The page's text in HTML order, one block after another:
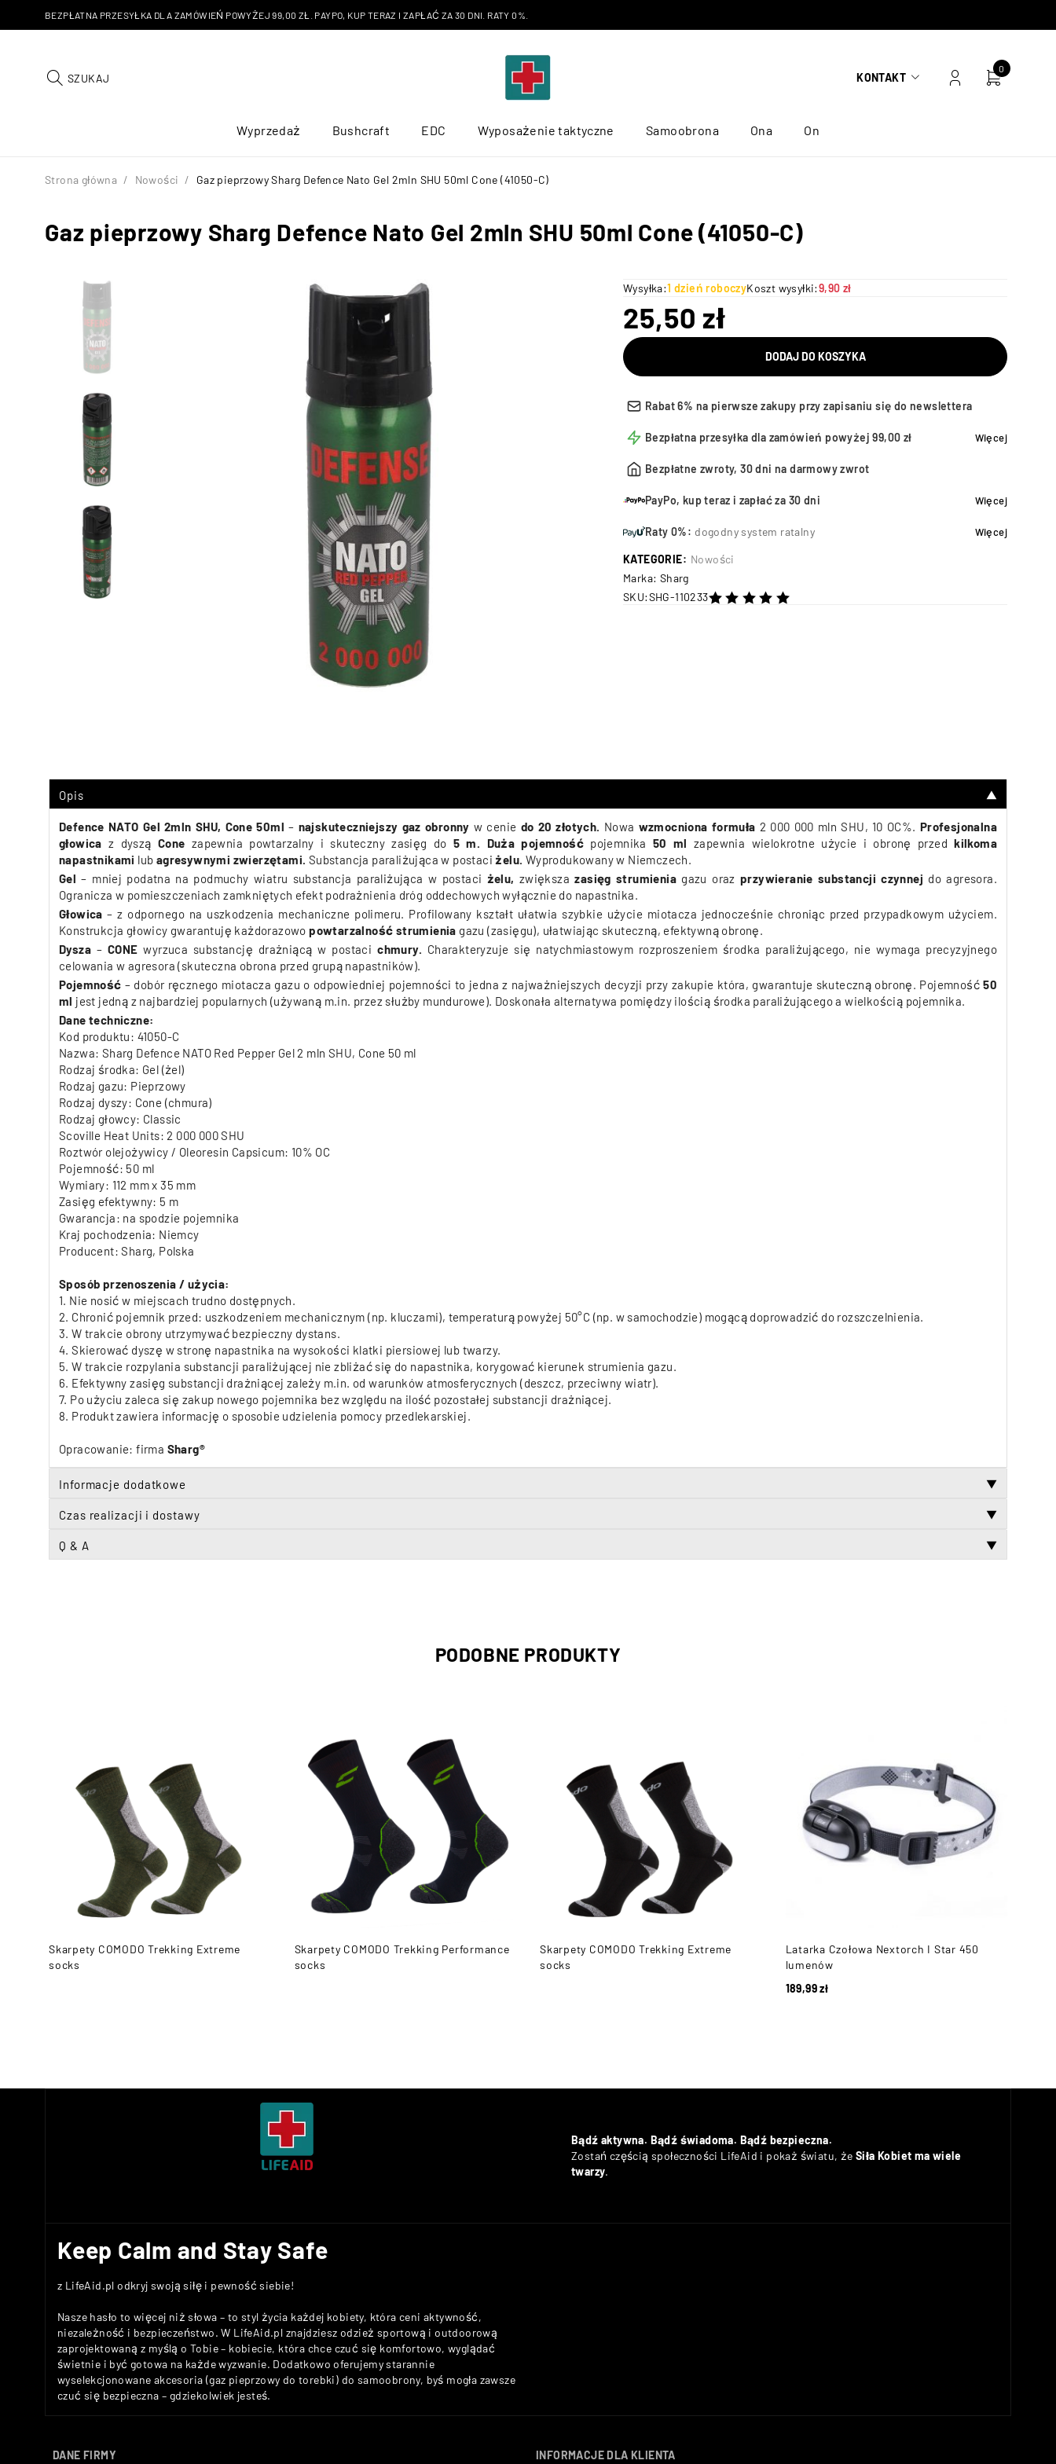
BEZPŁATNA PRZESYŁKA DLA ZAMÓWIEŃ POWYŻEJ 99,00 ZŁ. PAYPO, KUP TERAZ I ZAPŁAĆ ZA 30 DNI. RATY 0%.
SZUKAJ KONTAKT
0
Wyprzedaż Bushcraft EDC Wyposażenie taktyczne Samoobrona Ona On
Gaz pieprzowy Sharg Defence Nato Gel 2mln SHU 50ml Cone (41050-C)
Strona główna / Nowości / Gaz pieprzowy Sharg Defence Nato Gel 2mln SHU 50ml Cone (41050-C)
Wysyłka:1 dzień roboczyKoszt wysyłki:9,90 zł
25,50zł
DODAJ DO KOSZYKA
Rabat 6% na pierwsze zakupy przy zapisaniu się do newslettera
Bezpłatna przesyłka dla zamówień powyżej 99,00 zł Więcej
Bezpłatne zwroty, 30 dni na darmowy zwrot
PayPo, kup teraz i zapłać za 30 dni Więcej
Raty 0%: dogodny system ratalny Więcej
KATEGORIE: Nowości
Marka: Sharg
SKU:SHG-110233
Opis ▼
Defence NATO Gel 2mln SHU, Cone 50ml – najskuteczniejszy gaz obronny w cenie do 20 złotych. Nowa wzmocniona formuła 2 000 000 mln SHU, 10 OC%. Profesjonalna
głowica z dyszą Cone zapewnia powtarzalny i skuteczny zasięg do 5 m. Duża pojemność pojemnika 50 ml zapewnia wielokrotne użycie i obronę przed kilkoma
napastnikami lub agresywnymi zwierzętami. Substancja paraliżująca w postaci żelu. Wyprodukowany w Niemczech.
Gel – mniej podatna na podmuchy wiatru substancja paraliżująca w postaci żelu, zwiększazasięg strumienia gazu oraz przywieranie substancji czynnej do agresora.
Ogranicza w pomieszczeniach zamkniętych efekt podrażnienia dróg oddechowych wyłącznie do napastnika.
Głowica –z odpornego na uszkodzenia mechaniczne polimeru. Profilowany kształt ułatwia szybkie użycie miotacza jednocześnie chroniąc przed przypadkowym użyciem.
Konstrukcja głowicy gwarantuję każdorazowopowtarzalność strumienia gazu (zasięgu), ułatwiając skuteczną, efektywną obronę.
Dysza –CONE wyrzuca substancję drażniącą w postacichmury. Charakteryzuje się natychmiastowym rozproszeniem środka paraliżującego, nie wymaga precyzyjnego
celowania w agresora (skuteczna obrona przed grupą napastników).
Pojemność – dobór ręcznego miotacza gazu o odpowiedniej pojemności to jedna z najważniejszych decyzji przy zakupie która, gwarantuje skuteczną obronę. Pojemność50
ml jest jedną z najbardziej popularnych (używaną m.in. przez służby mundurowe). Doskonała alternatywa pomiędzy ilością środka paraliżującego a wielkością pojemnika.
Dane techniczne:
Kod produktu: 41050-C
Nazwa: Sharg Defence NATO Red Pepper Gel 2 mln SHU, Cone 50 ml
Rodzaj środka: Gel (żel)
Rodzaj gazu: Pieprzowy
Rodzaj dyszy: Cone (chmura)
Rodzaj głowcy: Classic
Scoville Heat Units: 2 000 000 SHU
Roztwór olejożywicy / Oleoresin Capsicum: 10% OC
Pojemność: 50 ml
Wymiary: 112 mm x 35 mm
Zasięg efektywny: 5 m
Gwarancja: na spodzie pojemnika
Kraj pochodzenia: Niemcy
Producent: Sharg, Polska
Sposób przenoszenia / użycia:
1. Nie nosić w miejscach trudno dostępnych.
2. Chronić pojemnik przed: uszkodzeniem mechanicznym (np. kluczami), temperaturą powyżej 50°C (np. w samochodzie) mogącą doprowadzić do rozszczelnienia.
3. W trakcie obrony utrzymywać bezpieczny dystans.
4. Skierować dyszę w stronę napastnika na wysokości klatki piersiowej lub twarzy.
5. W trakcie rozpylania substancji paraliżującej nie zbliżać się do napastnika, korygować kierunek strumienia gazu.
6. Efektywny zasięg substancji drażniącej zależy m.in. od warunków atmosferycznych (deszcz, przeciwny wiatr).
7. Po użyciu zaleca się zakup nowego pojemnika bez względu na ilość pozostałej substancji drażniącej.
8. Produkt zawiera informację o sposobie udzielenia pomocy przedlekarskiej.
Opracowanie: firma Sharg®
Informacje dodatkowe ▼
Czas realizacji i dostawy ▼
Q & A ▼
PODOBNE PRODUKTY
Skarpety COMODO Trekking Extreme
socks
Skarpety COMODO Trekking Performance
socks
Skarpety COMODO Trekking Extreme
socks
Latarka Czołowa Nextorch I Star 450
lumenów
189,99zł
Bądź aktywna. Bądź świadoma. Bądź bezpieczna.
Zostań częścią społeczności LifeAid i pokaż światu, że Siła Kobiet ma wiele
twarzy.
Keep Calm and Stay Safe
z LifeAid.pl odkryj swoją siłę i pewność siebie!
Nasze hasło to więcej niż słowa – to styl życia każdej kobiety, która ceni aktywność,
niezależność i bezpieczeństwo. W LifeAid.pl znajdziesz odzież sportową i outdoorową
zaprojektowaną z myślą o Tobie – kobiecie, która chce czuć się komfortowo, wyglądać
świetnie i być gotowa na każde wyzwanie. Dodatkowo oferujemy starannie
wyselekcjonowane akcesoria (gaz pieprzowy do torebki) do samoobrony, byś mogła zawsze
czuć się bezpieczna – gdziekolwiek jesteś.
DANE FIRMY INFORMACJE DLA KLIENTA